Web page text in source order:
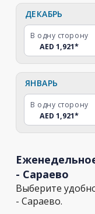
ДЕКАБРЬ
В одну сторону
AED 1,921*
ЯНВАРЬ
В одну сторону
AED 1,921*
- Сараево
Выберите
- Сараево.